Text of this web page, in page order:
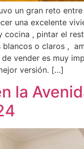
un gran reto
una excelente
cocina , pintar el
blancos o claros ,
vender es muy
versión. […]
la